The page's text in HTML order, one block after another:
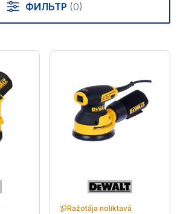
ФИЛЬТР (0)
Ražotāja noliktavā